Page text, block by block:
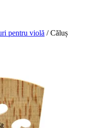
pentru violă /Căluș